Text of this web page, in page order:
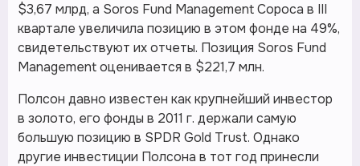
$3,67 млрд, а Soros Fund Management Сороса в III
квартале увеличила позицию в этом фонде на 49%,
свидетельствуют их отчеты. Позиция Soros Fund
Management оценивается в $221,7 млн.
Полсон давно известен как крупнейший инвестор
в золото, его фонды в 2011 г. держали самую
большую позицию в SPDR Gold Trust. Однако
другие инвестиции Полсона в тот год принесли